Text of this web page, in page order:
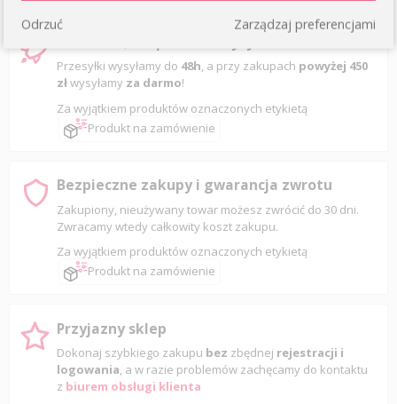
Przesyłki wysyłamy do 48h, a przy zakupach powyżej 450
złwysyłamy za darmo!
Za wyjątkiem produktów oznaczonych etykietą
Produkt na zamówienie
Bezpieczne zakupy i gwarancja zwrotu
Zakupiony, nieużywany towar możesz zwrócić do 30 dni.
Zwracamy wtedy całkowity koszt zakupu.
Za wyjątkiem produktów oznaczonych etykietą
Produkt na zamówienie
Przyjazny sklep
Dokonaj szybkiego zakupu bez zbędnej rejestracji i
logowania, a w razie problemów zachęcamy do kontaktu
z biurem obsługi klienta
Zarządzaj preferencjami
Odrzuć